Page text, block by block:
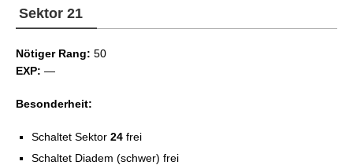
Fechtkunst III
Fechtkunst V
Sektor 21
Nötiger Rang: 50
EXP: —
Besonderheit:
Schaltet Sektor 24 frei
Schaltet Diadem (schwer) frei